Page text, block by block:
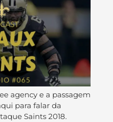
agency e a passagem
para falar da
Saints 2018.